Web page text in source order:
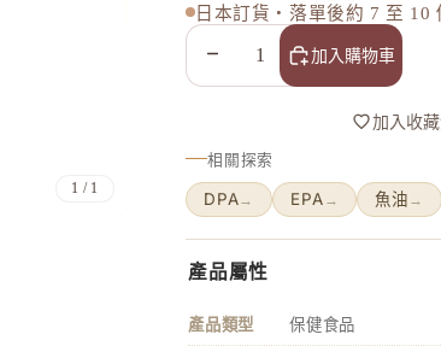
Aíam Chapter 9 香水 8mL/50mL/100mL
Aíam Chapter 65 香水 8mL/50mL/100mL
Aíam Chapter 29 香水 8mL/50mL
1 / 1
日本訂貨・落單後約 7 至 10
減少數量 增加數量
加入購物車
加入收
相關探索
DPA→ EPA → 魚油 →
產品屬性
產品類型 保健食品